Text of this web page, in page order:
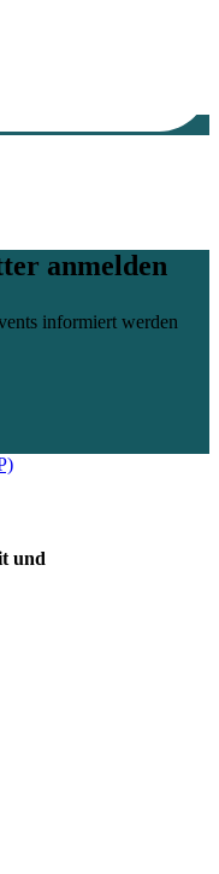
anmelden
informiert werden
und